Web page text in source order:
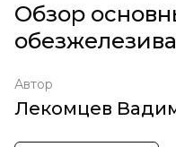
Обзор
Автор
Лекомцев